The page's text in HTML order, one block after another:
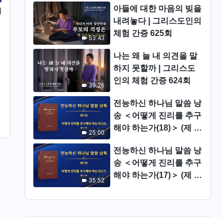
53:43
아들에 대한 마음의 빚을
내려놓다 | 그리스도인의
체험 간증 625회
39:26
나는 왜 늘 내 의견을 말
하지 못할까 | 그리스도
인의 체험 간증 624회
25:00
전능하신 하나님 말씀 낭
송 ＜어떻게 진리를 추구
해야 하는가(18)＞ (제 2
35:52
전능하신 하나님 말씀 낭
송 ＜어떻게 진리를 추구
해야 하는가(17)＞ (제 5